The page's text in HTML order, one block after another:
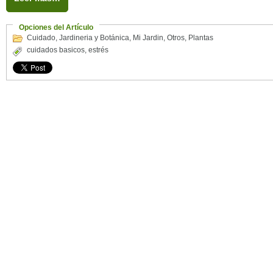
Opciones del Artículo
Cuidado, Jardineria y Botánica, Mi Jardin, Otros, Plantas
cuidados basicos, estrés